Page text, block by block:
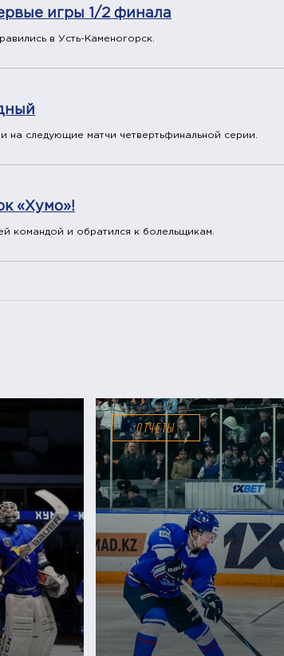
игры 1/2 финала
в Усть-Каменогорск.
на следующие матчи четвертьфинальной серии.
«Хумо»!
командой и обратился к болельщикам.
ОТЧЕТЫ